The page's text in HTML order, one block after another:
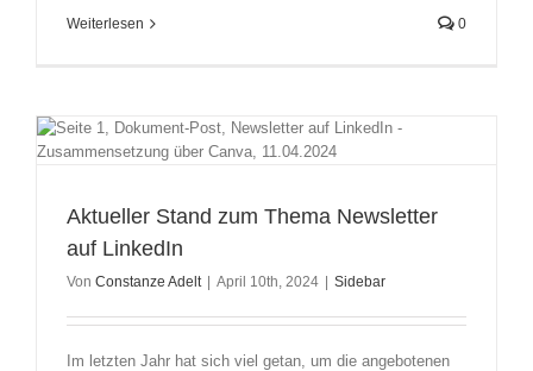
Weiterlesen 0
Aktueller Stand zum Thema Newsletter
auf LinkedIn
Von Constanze Adelt | April 10th, 2024 | Sidebar
Im letzten Jahr hat sich viel getan, um die angebotenen